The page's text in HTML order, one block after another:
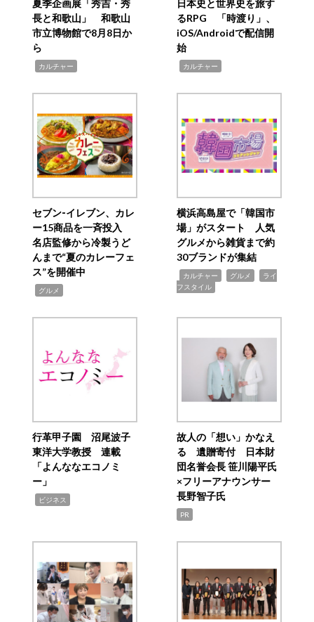
夏季企画展「秀吉・秀
長と和歌山」 和歌山
市立博物館で8月8日か
ら
カルチャー
日本史と世界史を旅す
るRPG 「時渡り」、
iOS/Androidで配信開
始
カルチャー
セブン‐イレブン、カレ
ー15商品を一斉投入
名店監修から冷製うど
んまで“夏のカレーフェ
ス”を開催中
グルメ
横浜高島屋で「韓国市
場」がスタート 人気
グルメから雑貨まで約
30ブランドが集結
カルチャー グルメ
ライ
フスタイル
行革甲子園 沼尾波子
東洋大学教授 連載
「よんななエコノミ
ー」
ビジネス
故人の「想い」かなえ
る 遺贈寄付 日本財
団名誉会長 笹川陽平氏
×フリーアナウンサー
長野智子氏
PR